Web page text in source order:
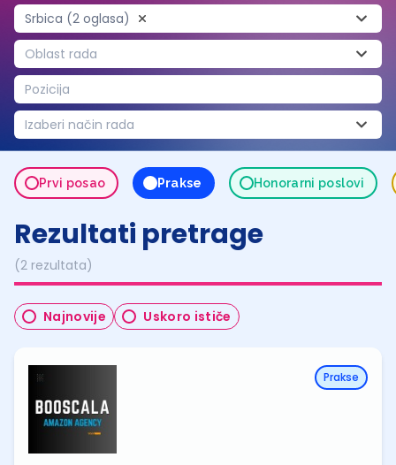
Srbica (2 oglasa)
Oblast rada
Pozicija
Izaberi način rada
Prvi posao Prakse Honorarni poslovi
Rezultati pretrage
(2 rezultata)
Najnovije Uskoro ističe
Prakse